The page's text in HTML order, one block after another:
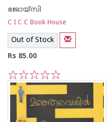
ജോയ്‌സി
C I C C Book House
Out of Stock
Rs 85.00
5
4
3
2
1